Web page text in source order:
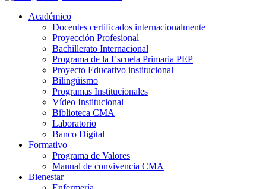
Académico
Docentes certificados internacionalmente
Proyección Profesional
Bachillerato Internacional
Programa de la Escuela Primaria PEP
Proyecto Educativo institucional
Bilingüismo
Programas Institucionales
Vídeo Institucional
Biblioteca CMA
Laboratorio
Banco Digital
Formativo
Programa de Valores
Manual de convivencia CMA
Bienestar